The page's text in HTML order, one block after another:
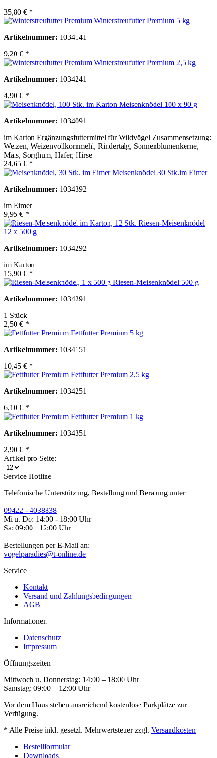
35,80 € *
Winterstreufutter Premium 5 kg
Artikelnummer: 1034141
9,20 € *
Winterstreufutter Premium 2,5 kg
Artikelnummer: 1034241
4,90 € *
Meisenknödel 100 x 90 g
Artikelnummer: 1034091
im Karton Ergänzungsfuttermittel für Wildvögel Zusammensetzung:
Weizen, Weizenvollkornmehl, Rindertalg, Sonnenblumenkerne,
Mais, Sorghum, Hafer, Hirse
24,65 € *
Meisenknödel 30 Stk.im Eimer
Artikelnummer: 1034392
im Eimer
9,95 € *
Riesen-Meisenknödel
12 x 500 g
Artikelnummer: 1034292
im Karton
15,90 € *
Riesen-Meisenknödel 500 g
Artikelnummer: 1034291
1 Stück
2,50 € *
Fettfutter Premium 5 kg
Artikelnummer: 1034151
10,45 € *
Fettfutter Premium 2,5 kg
Artikelnummer: 1034251
6,10 € *
Fettfutter Premium 1 kg
Artikelnummer: 1034351
2,90 € *
Artikel pro Seite:
Service Hotline
Telefonische Unterstützung, Bestellung und Beratung unter:
09422 - 4038838
Mi u. Do: 14:00 - 18:00 Uhr
Sa: 09:00 - 12:00 Uhr
Bestellungen per E-Mail an:
vogelparadies@t-online.de
Service
Kontakt
Versand und Zahlungsbedingungen
AGB
Informationen
Datenschutz
Impressum
Öffnungszeiten
Mittwoch u. Donnerstag: 14:00 – 18:00 Uhr
Samstag: 09:00 – 12:00 Uhr
Vor dem Haus stehen ausreichend kostenlose Parkplätze zur
Verfügung.
* Alle Preise inkl. gesetzl. Mehrwertsteuer zzgl. Versandkosten
Bestellformular
Downloads